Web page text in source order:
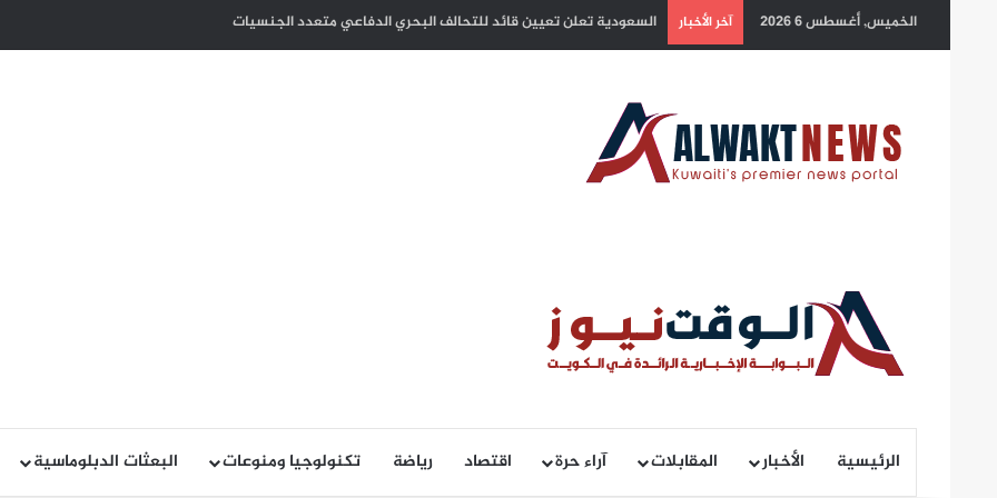
الخميس, أغسطس 6 2026 آخر الأخبار بلدية الكويت: التزام أصحاب الأعمال بترخيص أنشطتهم التجارية ضمان للاستدامة وحماية للاستثمارات
الرئيسية الأخبار المقابلات آراء حرة اقتصاد رياضة تكنولوجيا ومنوعات البعثات الدبلوماسية